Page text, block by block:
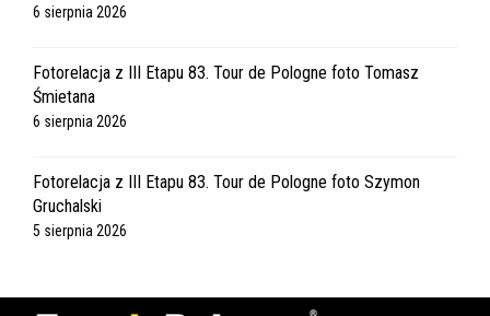
6 sierpnia 2026
Fotorelacja z III Etapu 83. Tour de Pologne foto Tomasz
Śmietana
6 sierpnia 2026
Fotorelacja z III Etapu 83. Tour de Pologne foto Szymon
Gruchalski
5 sierpnia 2026